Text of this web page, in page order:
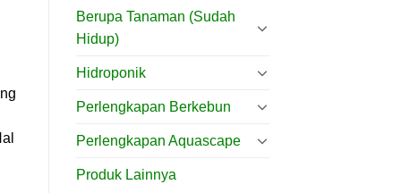
Berupa Tanaman (Sudah
Hidup)
Hidroponik
Perlengkapan Berkebun
Perlengkapan Aquascape
Produk Lainnya